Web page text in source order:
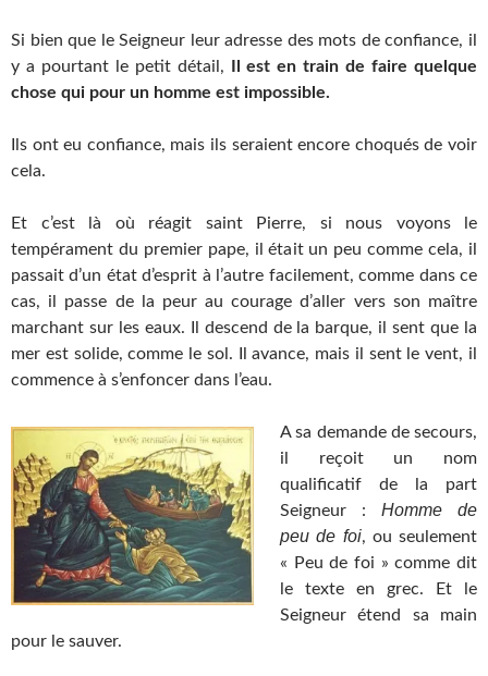
Si bien que le Seigneur leur adresse des mots de confiance, il
y a pourtant le petit détail,
Il est en train de faire quelque
chose qui pour un homme est impossible.
Ils ont eu confiance, mais ils seraient encore choqués de voir
cela.
Et c’est là où réagit saint Pierre, si nous voyons le
tempérament du premier pape, il était un peu comme cela, il
passait d’un état d’esprit à l’autre facilement, comme dans ce
cas, il passe de la peur au courage d’aller vers son maître
marchant sur les eaux. Il descend de la barque, il sent que la
mer est solide, comme le sol. Il avance, mais il sent le vent, il
commence à s’enfoncer dans l’eau.
A sa demande de secours,
il reçoit un nom
qualificatif de la part
Seigneur : Homme de
peu de foi, ou seulement
« Peu de foi » comme dit
le texte en grec. Et le
Seigneur étend sa main
pour le sauver.